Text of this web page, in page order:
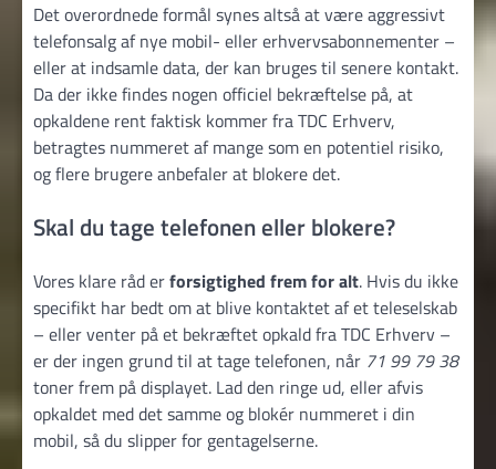
Det overordnede formål synes altså at være aggressivt
telefon­salg af nye mobil- eller erhvervsabonnementer –
eller at indsamle data, der kan bruges til senere kontakt.
Da der ikke findes nogen officiel bekræftelse på, at
opkaldene rent faktisk kommer fra TDC Erhverv,
betragtes nummeret af mange som en potentiel risiko,
og flere brugere anbefaler at blokere det.
Skal du tage telefonen eller blokere?
Vores klare råd erforsigtighed frem for alt. Hvis du ikke
specifikt har bedt om at blive kontaktet af et teleselskab
– eller venter på et bekræftet opkald fra TDC Erhverv –
er der ingen grund til at tage telefonen, når 71 99 79 38
toner frem på displayet. Lad den ringe ud, eller afvis
opkaldet med det samme og blokér nummeret i din
mobil, så du slipper for gentagelserne.